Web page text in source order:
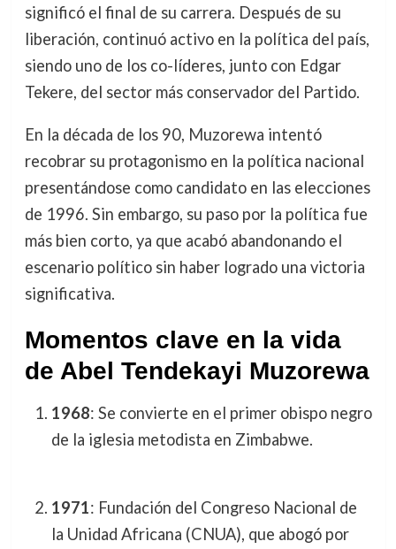
significó el final de su carrera. Después de su
liberación, continuó activo en la política del país,
siendo uno de los co-líderes, junto con Edgar
Tekere, del sector más conservador del Partido.
En la década de los 90, Muzorewa intentó
recobrar su protagonismo en la política nacional
presentándose como candidato en las elecciones
de 1996. Sin embargo, su paso por la política fue
más bien corto, ya que acabó abandonando el
escenario político sin haber logrado una victoria
significativa.
Momentos clave en la vida
de Abel Tendekayi Muzorewa
1968: Se convierte en el primer obispo negro
de la iglesia metodista en Zimbabwe.
1971: Fundación del Congreso Nacional de
la Unidad Africana (CNUA), que abogó por